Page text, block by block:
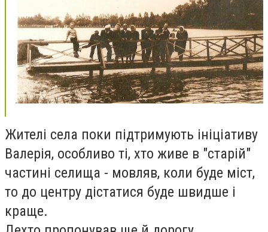
Жителі села поки підтримують ініціативу
Валерія, особливо ті, хто живе в "старій"
частині селища - мовляв, коли буде міст,
то до центру дістатися буде швидше і
краще.